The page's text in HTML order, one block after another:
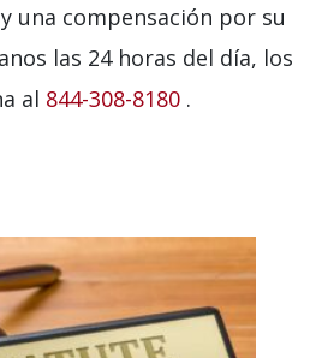
una compensación por su
las 24 horas del día, los
al 844-308-8180 .